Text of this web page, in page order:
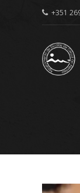
+351